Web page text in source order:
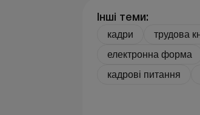
Інші теми:
кадри трудова
електронна форма
кадрові питання